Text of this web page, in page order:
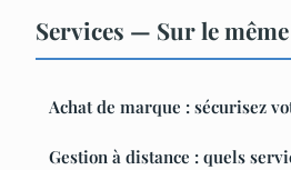
Services — Sur le
Achat de marque : sécurisez
Gestion à distance : quels